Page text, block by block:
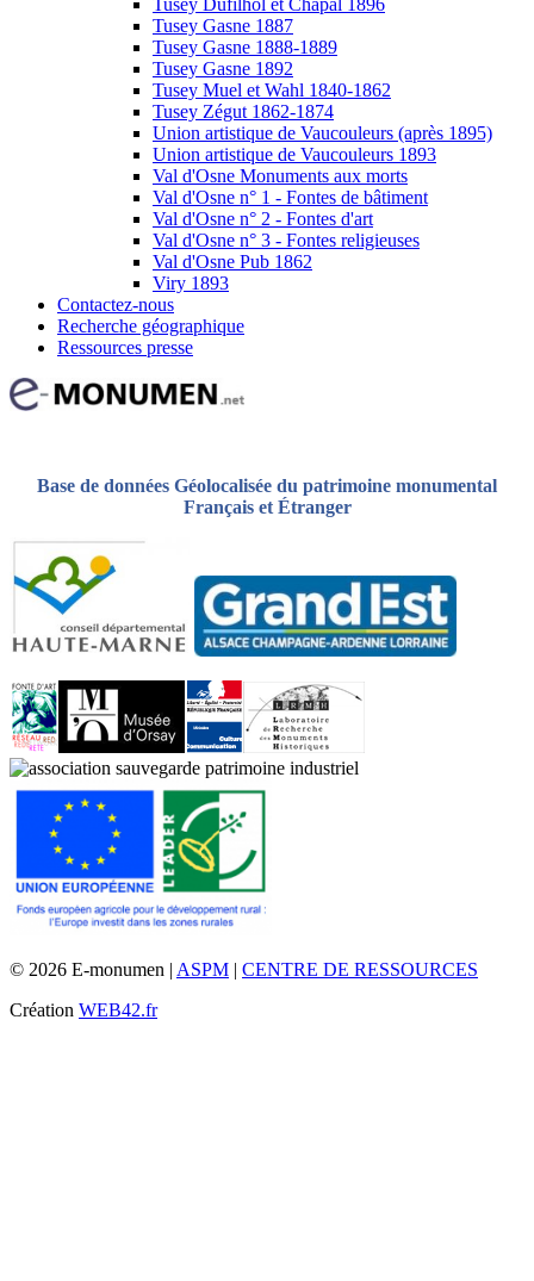
Tusey Gasne 1887
Tusey Gasne 1888-1889
Tusey Gasne 1892
Tusey Muel et Wahl 1840-1862
Tusey Zégut 1862-1874
Union artistique de Vaucouleurs (après 1895)
Union artistique de Vaucouleurs 1893
Val d'Osne Monuments aux morts
Val d'Osne n° 1 - Fontes de bâtiment
Val d'Osne n° 2 - Fontes d'art
Val d'Osne n° 3 - Fontes religieuses
Val d'Osne Pub 1862
Viry 1893
Contactez-nous
Recherche géographique
Ressources presse
Base de données Géolocalisée du patrimoine monumental
Français et Étranger
© 2026 E-monumen | ASPM | CENTRE DE RESSOURCES
Création WEB42.fr